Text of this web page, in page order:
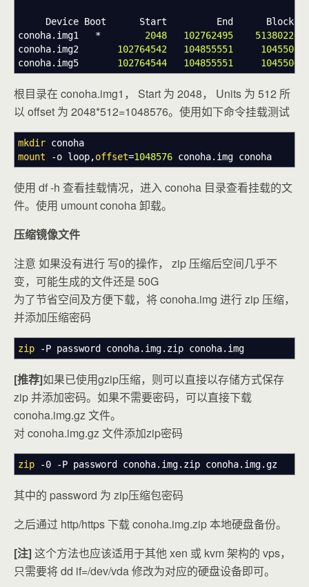
Device Boot Start End Blocks Id
conoha.img1 * 2048 102762495
51380224
conoha.img2 102764542 104855551
1045505
conoha.img5 102764544 104855551 1045504
根目录在 conoha.img1， Start 为 2048， Units 为 512 所
以 offset 为 2048*512=1048576。使用如下命令挂载测试
mkdir conoha
mount
-o loop,offset=1048576 conoha.img conoha
使用 df -h 查看挂载情况，进入 conoha 目录查看挂载的文
件。使用 umount conoha 卸载。
压缩镜像文件
注意 如果没有进行 写0的操作， zip 压缩后空间几乎不
变，可能生成的文件还是 50G
为了节省空间及方便下载，将 conoha.img 进行 zip 压缩，
并添加压缩密码
zip -P password conoha.img.zip conoha.img
[推荐]如果已使用gzip压缩，则可以直接以存储方式保存
zip 并添加密码。如果不需要密码，可以直接下载
conoha.img.gz 文件。
对 conoha.img.gz 文件添加zip密码
zip -0 -P password conoha.img.zip conoha.img.gz
其中的 password 为 zip压缩包密码
之后通过 http/https 下载 conoha.img.zip 本地硬盘备份。
[注]这个方法也应该适用于其他 xen 或 kvm 架构的 vps，
只需要将 dd if=/dev/vda 修改为对应的硬盘设备即可。